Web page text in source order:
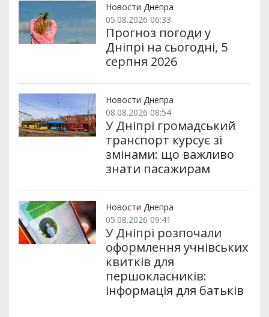
Новости Днепра
05.08.2026 06:33
Прогноз погоди у
Дніпрі на сьогодні, 5
серпня 2026
Новости Днепра
08.08.2026 08:54
У Дніпрі громадський
транспорт курсує зі
змінами: що важливо
знати пасажирам
Новости Днепра
05.08.2026 09:41
У Дніпрі розпочали
оформлення учнівських
квитків для
першокласників:
інформація для батьків